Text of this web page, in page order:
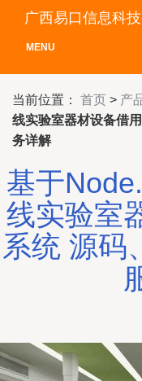
广西易口信息科
MENU
当前位置： 首页 > 产
线实验室器材设备借
务详解
基于
线实验室
系统 源码